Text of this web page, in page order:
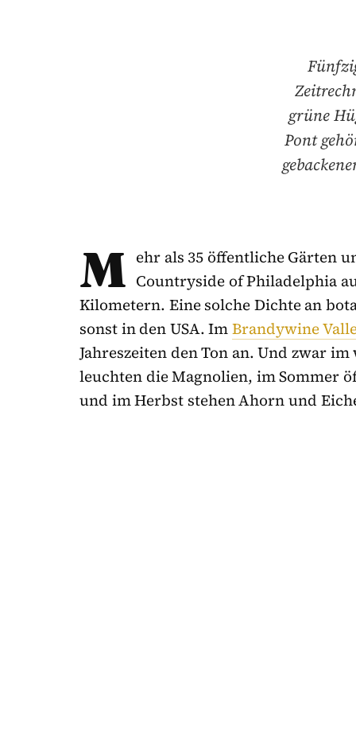
grüne
Pont
M ehr als 35 öffentliche Gärten
Countryside of Philadelphia
Kilometern. Eine solche Dichte an
sonst in den USA. ImBrandywine
Jahreszeiten den Ton an. Und zwar
leuchten die Magnolien, im Sommer
und im Herbst stehen Ahorn und